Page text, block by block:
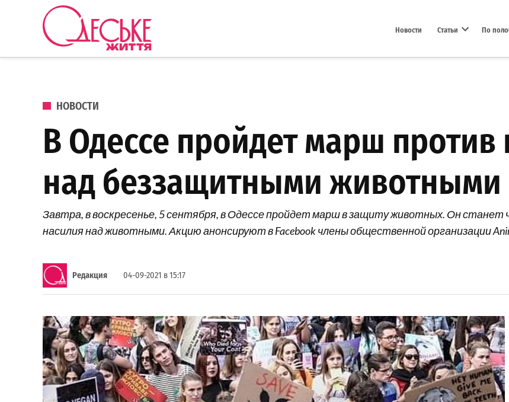
Перейти к содержанию
Новости Статьи По
ОПУБЛИКОВАНО В
НОВОСТИ
В Одессе пройдет марш против
над беззащитными животными
Завтра, в воскресенье, 5 сентября, в Одессе пройдет марш в защиту животных. Он
насилия над животными. Акцию анонсируют в Facebook члены общественной организации
Редакция 04-09-2021 в 15:17